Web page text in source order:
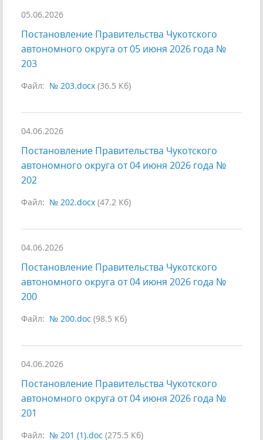
05.06.2026
Постановление Правительства Чукотского
автономного округа от 05 июня 2026 года №
203
Файл: № 203.docx (36.5 Кб)
04.06.2026
Постановление Правительства Чукотского
автономного округа от 04 июня 2026 года №
202
Файл: № 202.docx (47.2 Кб)
04.06.2026
Постановление Правительства Чукотского
автономного округа от 04 июня 2026 года №
200
Файл: № 200.doc (98.5 Кб)
04.06.2026
Постановление Правительства Чукотского
автономного округа от 04 июня 2026 года №
201
Файл: № 201 (1).doc (275.5 Кб)